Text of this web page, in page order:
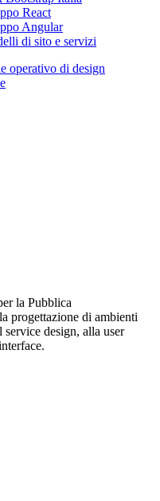
React
Angular
di sito e servizi
operativo di design
la Pubblica
progettazione di ambienti
design, alla user